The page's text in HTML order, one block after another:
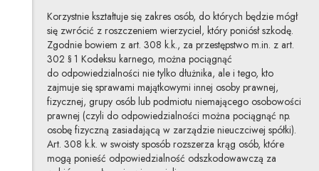
Korzystnie kształtuje się zakres osób, do których będzie mógł
się zwrócić z roszczeniem wierzyciel, który poniósł szkodę.
Zgodnie bowiem z art. 308 k.k., za przestępstwo m.in. z art.
302 § 1 Kodeksu karnego, można pociągnąć
do odpowiedzialności nie tylko dłużnika, ale i tego, kto
zajmuje się sprawami majątkowymi innej osoby prawnej,
fizycznej, grupy osób lub podmiotu niemającego osobowości
prawnej (czyli do odpowiedzialności można pociągnąć np.
osobę fizyczną zasiadającą w zarządzie nieuczciwej spółki).
Art. 308 k.k. w swoisty sposób rozszerza krąg osób, które
mogą ponieść odpowiedzialność odszkodowawczą za